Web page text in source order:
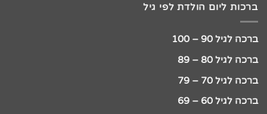
ברכות ליום הולדת לפי גיל
ברכה לגיל 90 – 100
ברכה לגיל 80 – 89
ברכה לגיל 70 – 79
ברכה לגיל 60 – 69